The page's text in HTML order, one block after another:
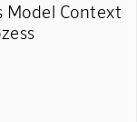
Model Context